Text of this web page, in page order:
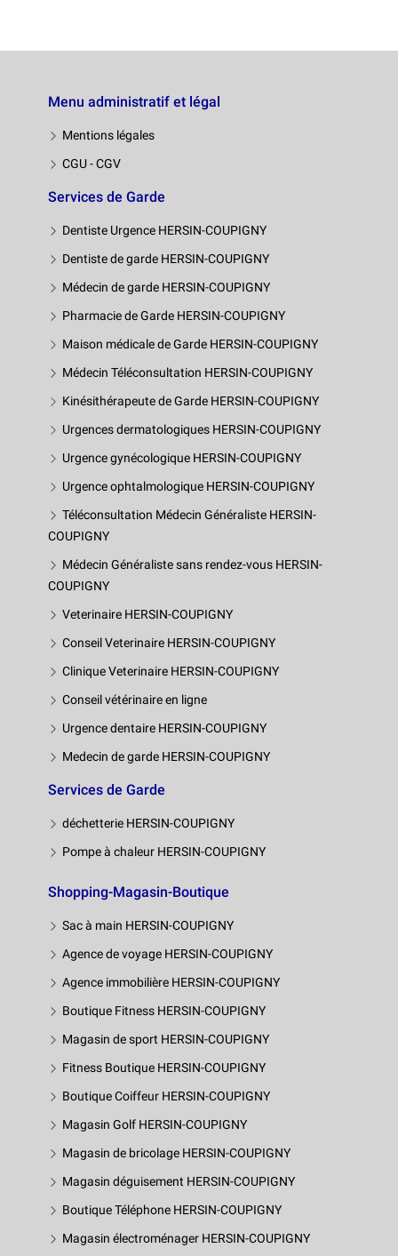
Menu administratif et légal
Mentions légales
CGU - CGV
Services de Garde
Dentiste Urgence HERSIN-COUPIGNY
Dentiste de garde HERSIN-COUPIGNY
Médecin de garde HERSIN-COUPIGNY
Pharmacie de Garde HERSIN-COUPIGNY
Maison médicale de Garde HERSIN-COUPIGNY
Médecin Téléconsultation HERSIN-COUPIGNY
Kinésithérapeute de Garde HERSIN-COUPIGNY
Urgences dermatologiques HERSIN-COUPIGNY
Urgence gynécologique HERSIN-COUPIGNY
Urgence ophtalmologique HERSIN-COUPIGNY
Téléconsultation Médecin Généraliste HERSIN-
COUPIGNY
Médecin Généraliste sans rendez-vous HERSIN-
COUPIGNY
Veterinaire HERSIN-COUPIGNY
Conseil Veterinaire HERSIN-COUPIGNY
Clinique Veterinaire HERSIN-COUPIGNY
Conseil vétérinaire en ligne
Urgence dentaire HERSIN-COUPIGNY
Medecin de garde HERSIN-COUPIGNY
Services de Garde
déchetterie HERSIN-COUPIGNY
Pompe à chaleur HERSIN-COUPIGNY
Shopping-Magasin-Boutique
Sac à main HERSIN-COUPIGNY
Agence de voyage HERSIN-COUPIGNY
Agence immobilière HERSIN-COUPIGNY
Boutique Fitness HERSIN-COUPIGNY
Magasin de sport HERSIN-COUPIGNY
Fitness Boutique HERSIN-COUPIGNY
Boutique Coiffeur HERSIN-COUPIGNY
Magasin Golf HERSIN-COUPIGNY
Magasin de bricolage HERSIN-COUPIGNY
Magasin déguisement HERSIN-COUPIGNY
Boutique Téléphone HERSIN-COUPIGNY
Magasin électroménager HERSIN-COUPIGNY